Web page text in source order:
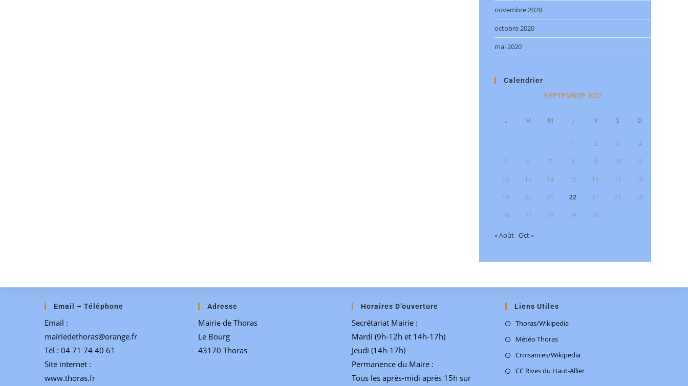
novembre 2020
octobre 2020
mai 2020
Calendrier
SEPTEMBRE 2022
L M M J V S D
1 2 3 4
5 6 7 8 9 10 11
12 13 14 15 16 17 18
19 20 21 22 23 24 25
26 27 28 29 30
« Août Oct »
Email – Téléphone
Email :
mairiedethoras@orange.fr
Tél : 04 71 74 40 61
Site internet :
www.thoras.fr
Adresse
Mairie de Thoras
Le Bourg
43170 Thoras
Horaires D’ouverture
Secrétariat Mairie :
Mardi (9h-12h et 14h-17h)
Jeudi (14h-17h)
Permanence du Maire :
Tous les après-midi après 15h sur
Liens Utiles
Thoras/Wikipedia
Météo Thoras
Croisances/Wikipedia
CC Rives du Haut-Allier